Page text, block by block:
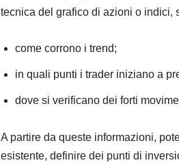
tecnica del grafico di azioni o indici,
come corrono i trend;
in quali punti i trader iniziano a
dove si verificano dei forti
A partire da queste informazioni,
esistente, definire dei punti di